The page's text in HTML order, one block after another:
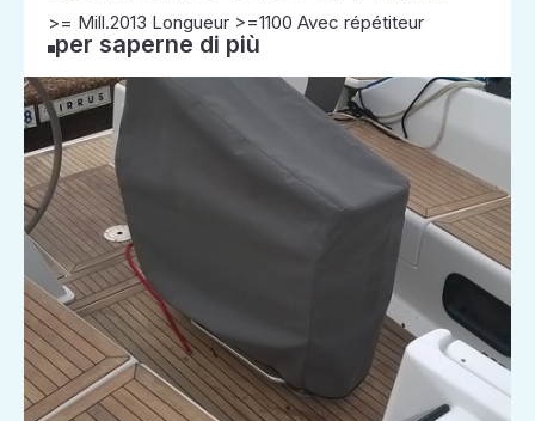
>= Mill.2013 Longueur >=1100 Avec répétiteur
per saperne di più